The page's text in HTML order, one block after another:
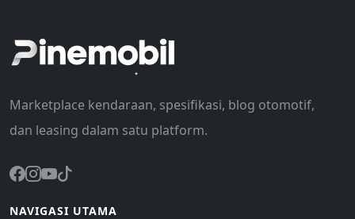
Marketplace kendaraan, spesifikasi, blog otomotif,
dan leasing dalam satu platform.
NAVIGASI UTAMA